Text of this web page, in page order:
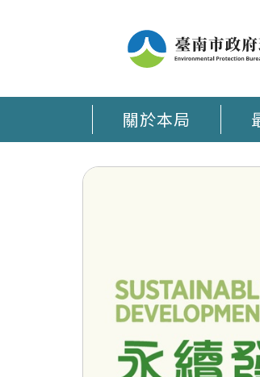
關於本局
臺南環保通 APP在手 環